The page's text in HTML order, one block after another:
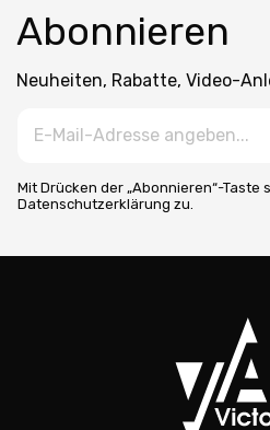
Abonnieren
Neuheiten, Rabatte, Video-
Mit Drücken der „Abonnieren“-Taste
Datenschutzerklärung zu.